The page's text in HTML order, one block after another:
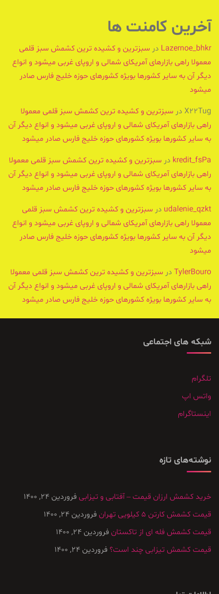
آخرین کامنت ها
Lazernoe_bhkr در سبزترین و کشیده ترین کشمش سبز قلمی
معمولا راهی بازارهای آمریکای شمالی و اروپای غربی میشود و انواع
دیگر آن به سایر کشورها بویژه کشورهای حوزه خلیج فارس صادر
میشود
X22Tug در سبزترین و کشیده ترین کشمش سبز قلمی معمولا
راهی بازارهای آمریکای شمالی و اروپای غربی میشود و انواع دیگر آن
به سایر کشورها بویژه کشورهای حوزه خلیج فارس صادر میشود
kredit_fsPa در سبزترین و کشیده ترین کشمش سبز قلمی معمولا
راهی بازارهای آمریکای شمالی و اروپای غربی میشود و انواع دیگر آن
به سایر کشورها بویژه کشورهای حوزه خلیج فارس صادر میشود
udalenie_qzkt در سبزترین و کشیده ترین کشمش سبز قلمی
معمولا راهی بازارهای آمریکای شمالی و اروپای غربی میشود و انواع
دیگر آن به سایر کشورها بویژه کشورهای حوزه خلیج فارس صادر
میشود
TylerBouro در سبزترین و کشیده ترین کشمش سبز قلمی معمولا
راهی بازارهای آمریکای شمالی و اروپای غربی میشود و انواع دیگر آن
به سایر کشورها بویژه کشورهای حوزه خلیج فارس صادر میشود
شبکه های اجتماعی
تلگرام
واتس اپ
اینستاگرام
نوشته‌های تازه
خرید کشمش ارزان قیمت – آفتابی و تیزابی فروردین 24, 1400
قیمت کشمش کارتن ۵ کیلویی تهران
فروردین 24, 1400
قیمت کشمش فله ای از تاکستان فروردین 24, 1400
قیمت کشمش تیزابی چند است؟ فروردین 24, 1400